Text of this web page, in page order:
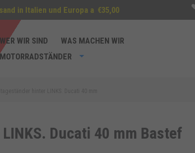
in Italien und Europa a €35,00
WER WIR SIND
WAS MACHEN WIR
MOTORRADSTÄNDER
Ducati 40 mm Bastef